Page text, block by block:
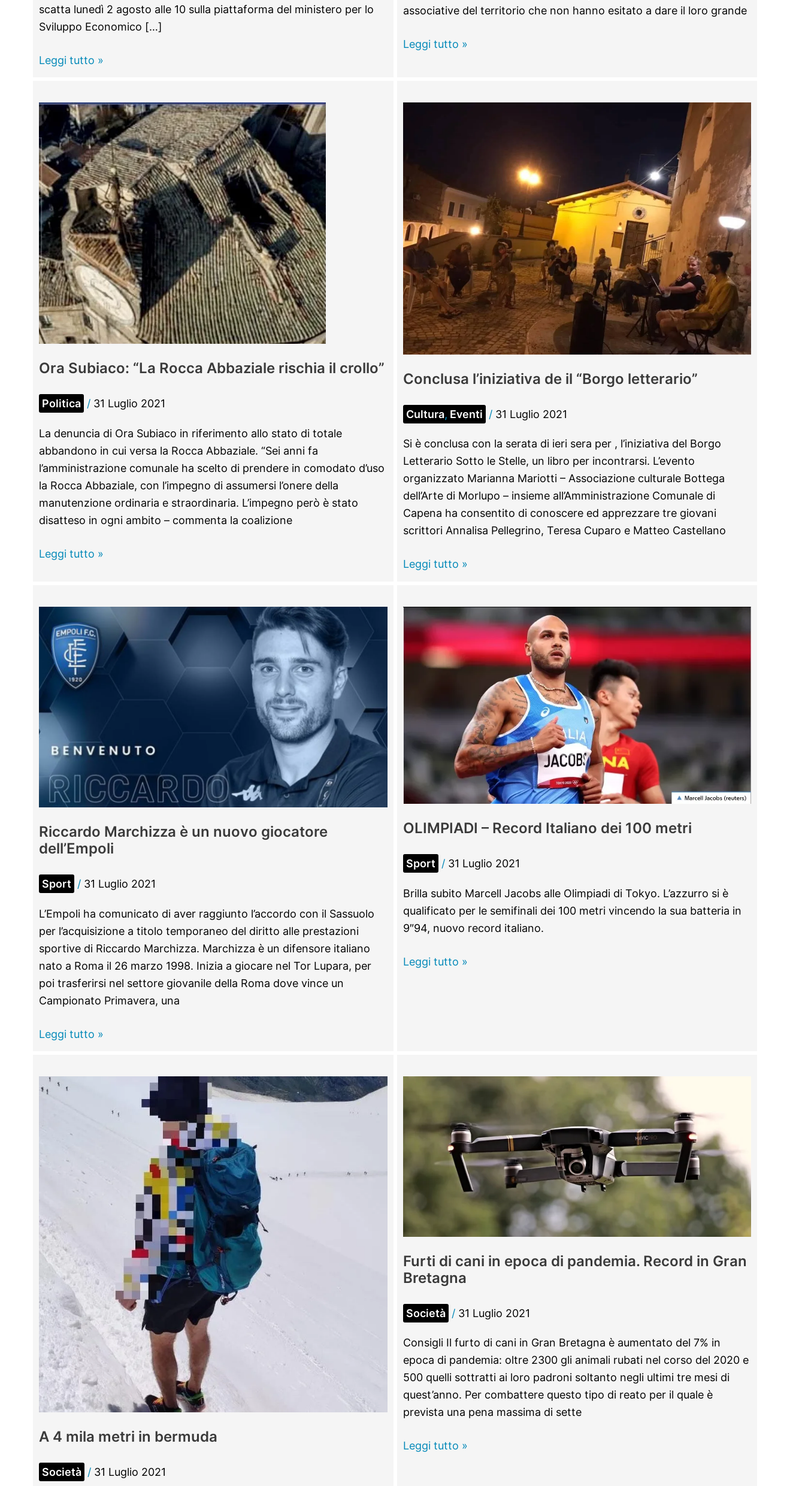
scatta lunedì 2 agosto alle 10 sulla piattaforma del ministero per lo
Sviluppo Economico […]
Bonus
2
agosto
via
alle
prenotazioni
per
accedervi
Leggi tutto »
associative del territorio che non hanno esitato a dare il loro grande
A
borgo
più
bello
d’Italia
Leggi tutto »
Ora Subiaco: “La Rocca Abbaziale rischia il crollo”
Politica / 31 Luglio 2021
La denuncia di Ora Subiaco in riferimento allo stato di totale
abbandono in cui versa la Rocca Abbaziale. “Sei anni fa
l’amministrazione comunale ha scelto di prendere in comodato d’uso
la Rocca Abbaziale, con l’impegno di assumersi l’onere della
manutenzione ordinaria e straordinaria. L’impegno però è stato
disatteso in ogni ambito – commenta la coalizione
Ora
Rocca
Abbaziale
rischia
crollo”
Leggi tutto »
Conclusa l’iniziativa de il “Borgo letterario”
Cultura, Eventi / 31 Luglio 2021
Si è conclusa con la serata di ieri sera per , l’iniziativa del Borgo
Letterario Sotto le Stelle, un libro per incontrarsi. L’evento
organizzato Marianna Mariotti – Associazione culturale Bottega
dell’Arte di Morlupo – insieme all’Amministrazione Comunale di
Capena ha consentito di conoscere ed apprezzare tre giovani
scrittori Annalisa Pellegrino, Teresa Cuparo e Matteo Castellano
Conclusa
“Borgo
letterario”
Leggi tutto »
Riccardo Marchizza è un nuovo giocatore
dell’Empoli
Sport / 31 Luglio 2021
L’Empoli ha comunicato di aver raggiunto l’accordo con il Sassuolo
per l’acquisizione a titolo temporaneo del diritto alle prestazioni
sportive di Riccardo Marchizza. Marchizza è un difensore italiano
nato a Roma il 26 marzo 1998. Inizia a giocare nel Tor Lupara, per
poi trasferirsi nel settore giovanile della Roma dove vince un
Campionato Primavera, una
Riccardo
un
dell’Empoli
Leggi tutto »
OLIMPIADI – Record Italiano dei 100 metri
Sport / 31 Luglio 2021
Brilla subito Marcell Jacobs alle Olimpiadi di Tokyo. L’azzurro si è
qualificato per le semifinali dei 100 metri vincendo la sua batteria in
9″94, nuovo record italiano.
OLIMPIADI
Leggi tutto »
A 4 mila metri in bermuda
Società / 31 Luglio 2021
Furti di cani in epoca di pandemia. Record in Gran
Bretagna
Società / 31 Luglio 2021
Consigli Il furto di cani in Gran Bretagna è aumentato del 7% in
epoca di pandemia: oltre 2300 gli animali rubati nel corso del 2020 e
500 quelli sottratti ai loro padroni soltanto negli ultimi tre mesi di
quest’anno. Per combattere questo tipo di reato per il quale è
prevista una pena massima di sette
Furti
Leggi tutto »